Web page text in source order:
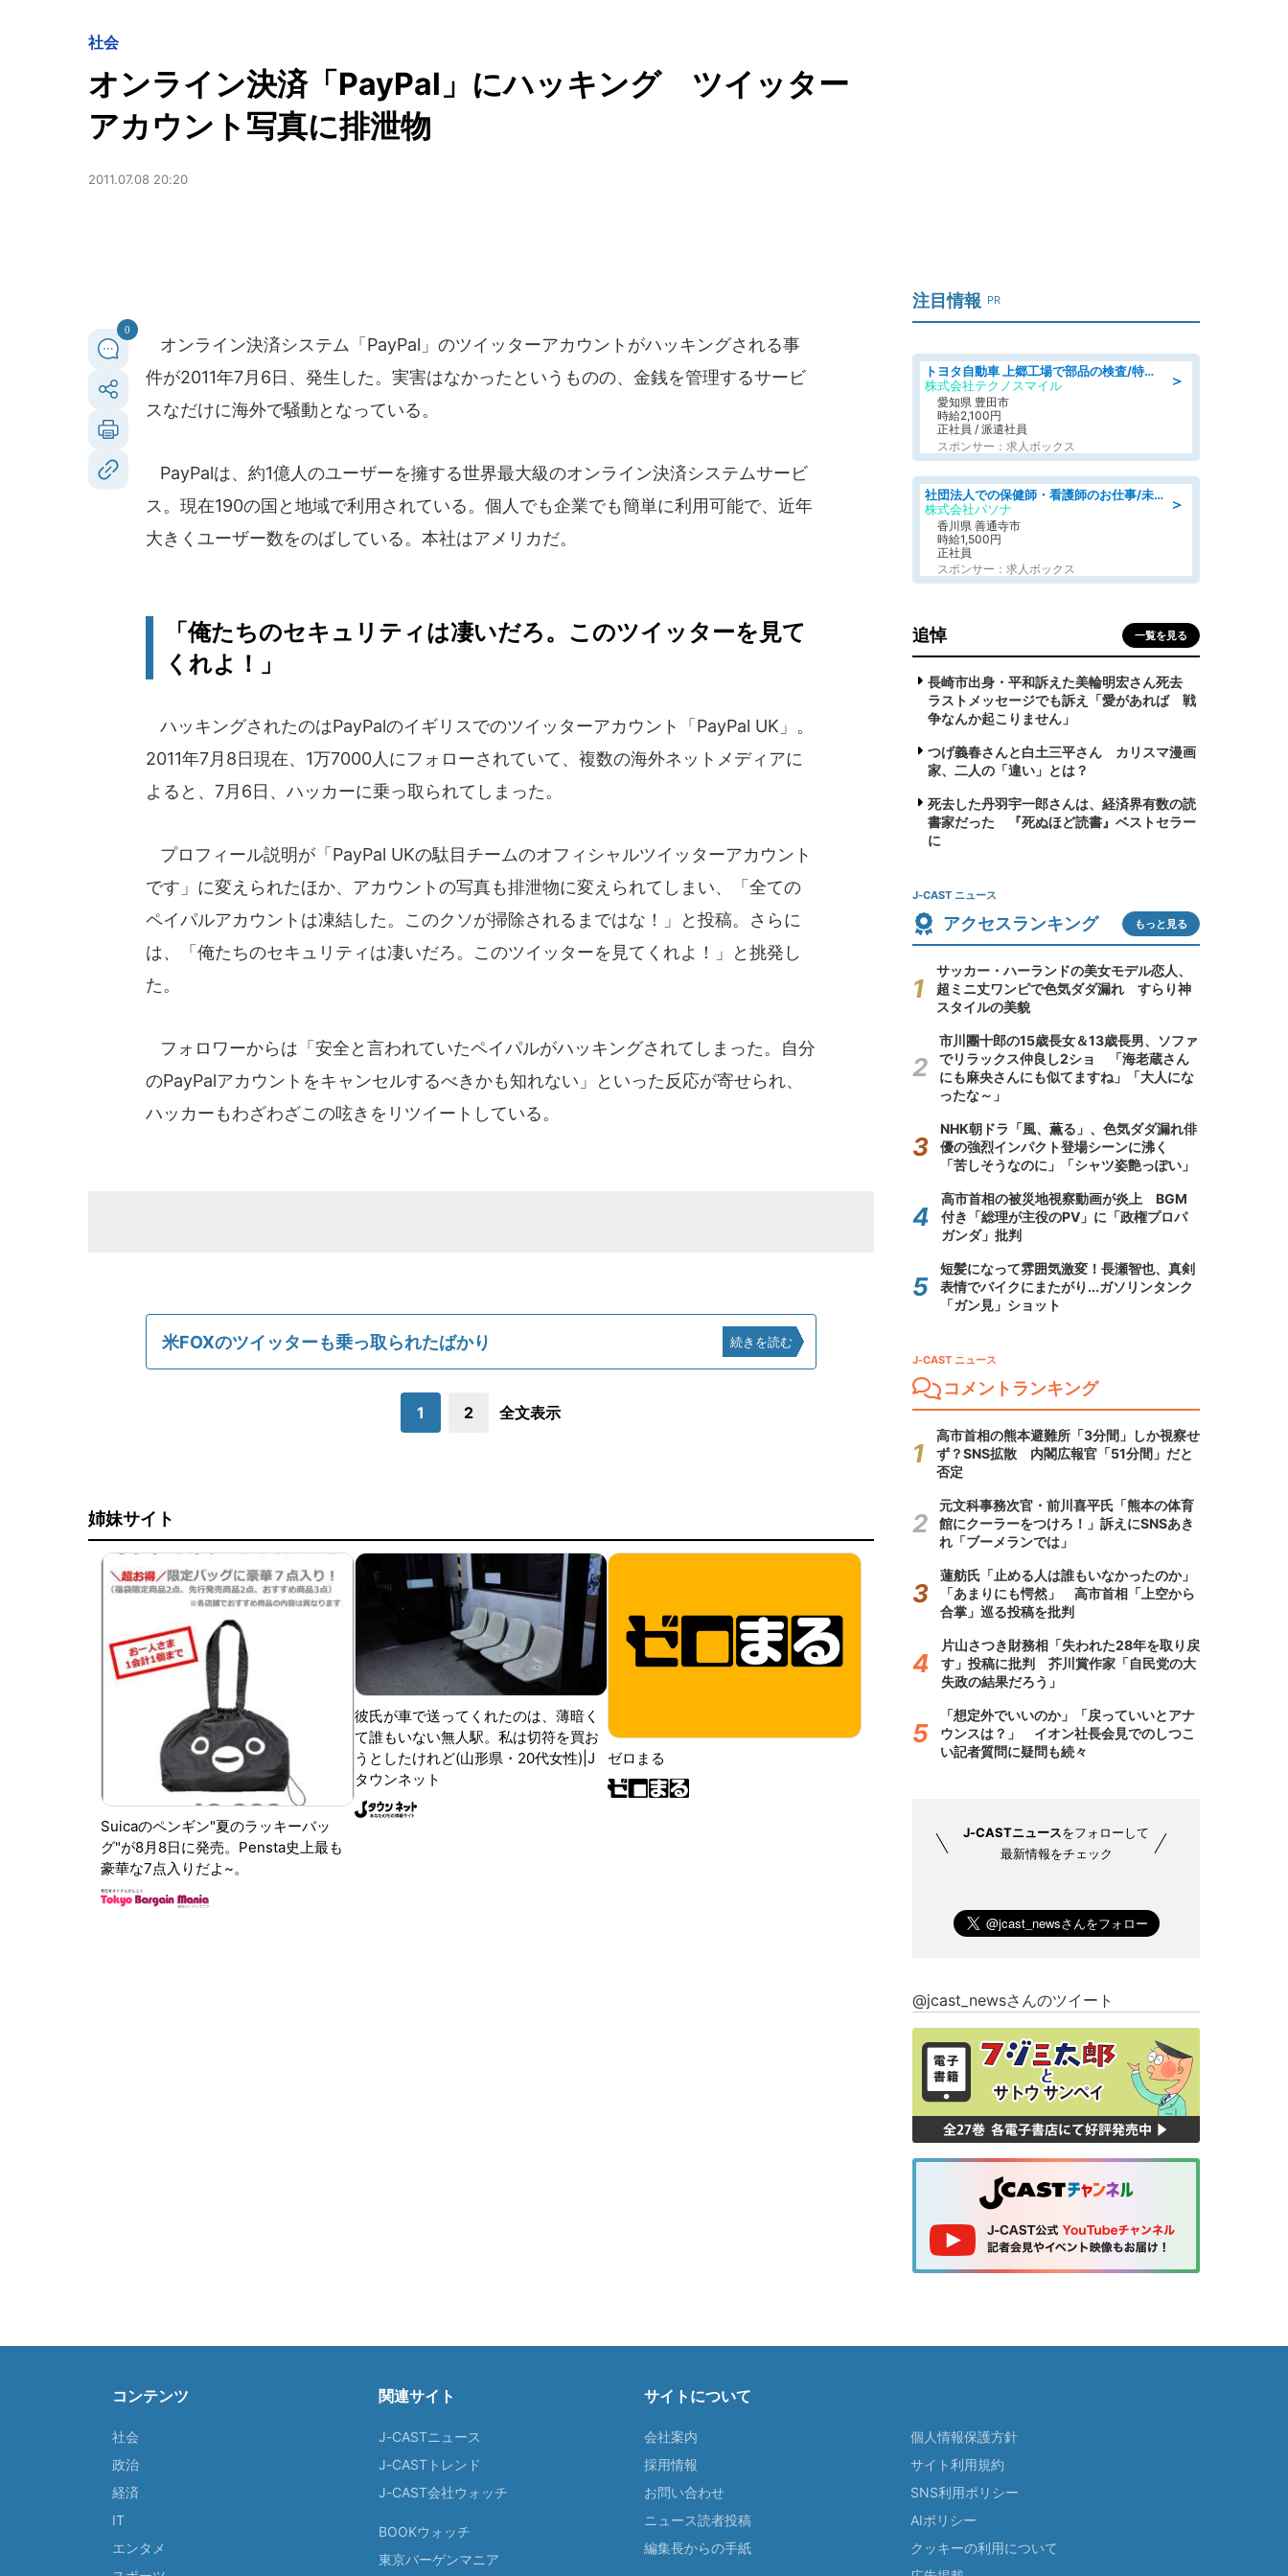
社会
オンライン決済「PayPal」にハッキング ツイッター
アカウント写真に排泄物
2011.07.08 20:20
0
オンライン決済システム「PayPal」のツイッターアカウントがハッキングされる事
件が2011年7月6日、発生した。実害はなかったというものの、金銭を管理するサービ
スなだけに海外で騒動となっている。
PayPalは、約1億人のユーザーを擁する世界最大級のオンライン決済システムサービ
ス。現在190の国と地域で利用されている。個人でも企業でも簡単に利用可能で、近年
大きくユーザー数をのばしている。本社はアメリカだ。
「俺たちのセキュリティは凄いだろ。このツイッターを見て
くれよ！」
ハッキングされたのはPayPalのイギリスでのツイッターアカウント「PayPal UK」。
2011年7月8日現在、1万7000人にフォローされていて、複数の海外ネットメディアに
よると、7月6日、ハッカーに乗っ取られてしまった。
プロフィール説明が「PayPal UKの駄目チームのオフィシャルツイッターアカウント
です」に変えられたほか、アカウントの写真も排泄物に変えられてしまい、「全ての
ペイパルアカウントは凍結した。このクソが掃除されるまではな！」と投稿。さらに
は、「俺たちのセキュリティは凄いだろ。このツイッターを見てくれよ！」と挑発し
た。
フォロワーからは「安全と言われていたペイパルがハッキングされてしまった。自分
のPayPalアカウントをキャンセルするべきかも知れない」といった反応が寄せられ、
ハッカーもわざわざこの呟きをリツイートしている。
米FOXのツイッターも乗っ取られたばかり 続きを読む
1 2 全文表示
姉妹サイト
Suicaのペンギン"夏のラッキーバッ
グ"が8月8日に発売。Pensta史上最も
豪華な7点入りだよ~。
彼氏が車で送ってくれたのは、薄暗く
て誰もいない無人駅。私は切符を買お
うとしたけれど(山形県・20代女性)|J
タウンネット
ゼロまる
注目情報 PR
＞
トヨタ自動車 上郷工場で部品の検査/特典168万/tutumi
株式会社テクノスマイル
愛知県 豊田市
時給2,100円
正社員 / 派遣社員
スポンサー：求人ボックス
＞
社団法人での保健師・看護師のお仕事/未経験OK/要資格:普通免許、保健師、正看護師
株式会社パソナ
香川県 善通寺市
時給1,500円
正社員
スポンサー：求人ボックス
追悼 一覧を見る
長崎市出身・平和訴えた美輪明宏さん死去
ラストメッセージでも訴え「愛があれば 戦
争なんか起こりません」
つげ義春さんと白土三平さん カリスマ漫画
家、二人の「違い」とは？
死去した丹羽宇一郎さんは、経済界有数の読
書家だった 『死ぬほど読書』ベストセラー
に
J-CAST ニュース
アクセスランキング もっと見る
サッカー・ハーランドの美女モデル恋人、
超ミニ丈ワンピで色気ダダ漏れ すらり神
スタイルの美貌
市川團十郎の15歳長女＆13歳長男、ソファ
でリラックス仲良し2ショ 「海老蔵さん
にも麻央さんにも似てますね」「大人にな
ったな～」
NHK朝ドラ「風、薫る」、色気ダダ漏れ俳
優の強烈インパクト登場シーンに沸く
「苦しそうなのに」「シャツ姿艶っぽい」
高市首相の被災地視察動画が炎上 BGM
付き「総理が主役のPV」に「政権プロパ
ガンダ」批判
短髪になって雰囲気激変！長瀬智也、真剣
表情でバイクにまたがり...ガソリンタンク
「ガン見」ショット
J-CAST ニュース
コメントランキング
高市首相の熊本避難所「3分間」しか視察せ
ず？SNS拡散 内閣広報官「51分間」だと
否定
元文科事務次官・前川喜平氏「熊本の体育
館にクーラーをつけろ！」訴えにSNSあき
れ「ブーメランでは」
蓮舫氏「止める人は誰もいなかったのか」
「あまりにも愕然」 高市首相「上空から
合掌」巡る投稿を批判
片山さつき財務相「失われた28年を取り戻
す」投稿に批判 芥川賞作家「自民党の大
失政の結果だろう」
「想定外でいいのか」「戻っていいとアナ
ウンスは？」 イオン社長会見でのしつこ
い記者質問に疑問も続々
J-CASTニュースをフォローして
最新情報をチェック
@jcast_newsさんのツイート
コンテンツ
社会
政治
経済
IT
エンタメ
関連サイト
J-CASTニュース
J-CASTトレンド
J-CAST会社ウォッチ
BOOKウォッチ
東京バーゲンマニア
サイトについて
会社案内
採用情報
お問い合わせ
ニュース読者投稿
編集長からの手紙
個人情報保護方針
サイト利用規約
SNS利用ポリシー
AIポリシー
クッキーの利用について